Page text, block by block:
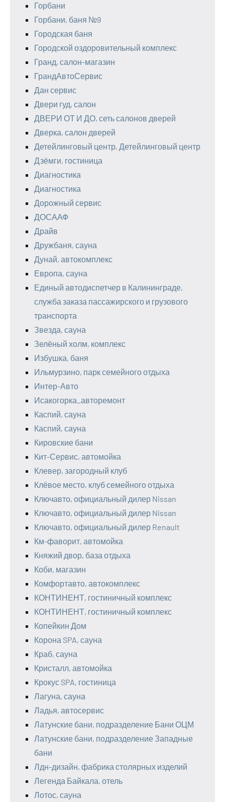
Горбани
Горбани, баня №9
Городская баня
Городской оздоровительный комплекс
Гранд, салон-магазин
ГрандАвтоСервис
Дан сервис
Двери гуд, салон
ДВЕРИ ОТ И ДО, сеть салонов дверей
Дверка, салон дверей
Детейлинговый центр, Детейлинговый центр
Дзёмги, гостиница
Диагностика
Диагностика
Дорожный сервис
ДОСААФ
Драйв
Дружбаня, сауна
Дунай, автокомплекс
Европа, сауна
Единый автодиспетчер в Калининграде,
служба заказа пассажирского и грузового
транспорта
Звезда, сауна
Зелёный холм, комплекс
Избушка, баня
Ильмурзино, парк семейного отдыха
Интер-Авто
Исакогорка_авторемонт
Каспий, сауна
Каспий, сауна
Кировские бани
Кит-Сервис, автомойка
Клевер, загородный клуб
Клёвое место, клуб семейного отдыха
Ключавто, официальный дилер Nissan
Ключавто, официальный дилер Nissan
Ключавто, официальный дилер Renault
Км-фаворит, автомойка
Княжий двор, база отдыха
Коби, магазин
Комфортавто, автокомплекс
КОНТИНЕНТ, гостиничный комплекс
КОНТИНЕНТ, гостиничный комплекс
Копейкин Дом
Корона SPA, сауна
Краб, сауна
Кристалл, автомойка
Крокус SPA, гостиница
Лагуна, сауна
Ладья, автосервис
Латунские бани, подразделение Бани ОЦМ
Латунские бани, подразделение Западные
бани
Лдн-дизайн, фабрика столярных изделий
Легенда Байкала, отель
Лотос, сауна